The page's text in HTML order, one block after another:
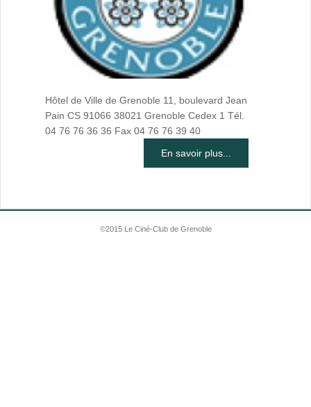
Hôtel de Ville de Grenoble 11, boulevard Jean
Pain CS 91066 38021 Grenoble Cedex 1 Tél.
04 76 76 36 36 Fax 04 76 76 39 40
En savoir plus...
©2015 Le Ciné-Club de Grenoble